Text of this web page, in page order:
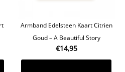
Armband Edelsteen Kaart Citrien
Goud – A Beautiful Story
€14,95